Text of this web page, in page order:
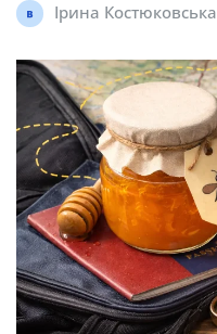
Ірина Костюковська